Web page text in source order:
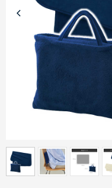
商品カテゴリーから探す
ターゲットから探す
目的・シーンから探す
印刷色から探す